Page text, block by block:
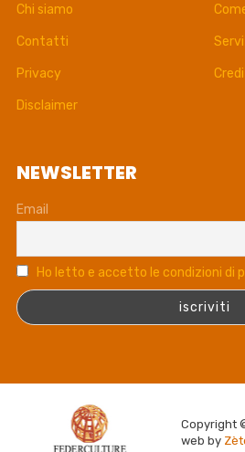
Chi siamo
Contatti
Privacy
Disclaimer
NEWSLETTER
Email
Ho letto e accetto le condizioni di
Copyright
web by